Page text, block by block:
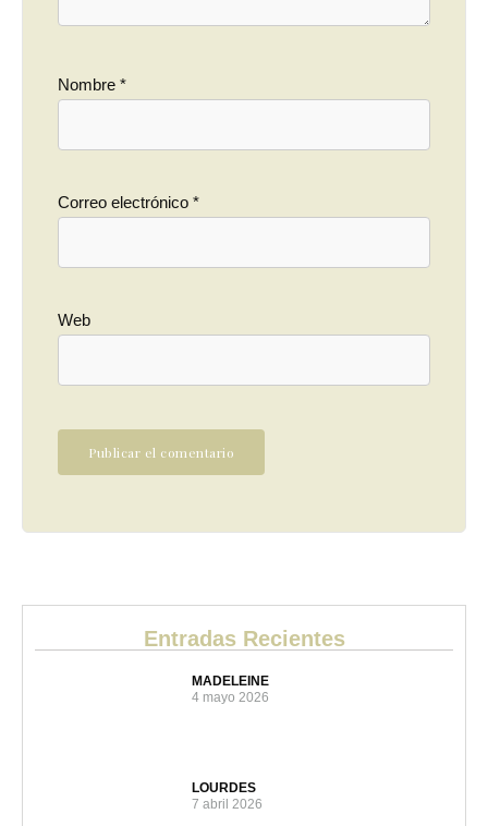
Nombre *
Correo electrónico *
Web
Entradas Recientes
MADELEINE
4 mayo 2026
LOURDES
7 abril 2026